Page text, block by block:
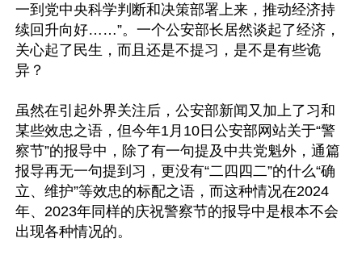
一到党中央科学判断和决策部署上来，推动经济持
续回升向好……”。一个公安部长居然谈起了经济，
关心起了民生，而且还是不提习，是不是有些诡
异？
虽然在引起外界关注后，公安部新闻又加上了习和
某些效忠之语，但今年1月10日公安部网站关于“警
察节”的报导中，除了有一句提及中共党魁外，通篇
报导再无一句提到习，更没有“二四四二”的什么“确
立、维护”等效忠的标配之语，而这种情况在2024
年、2023年同样的庆祝警察节的报导中是根本不会
出现各种情况的。